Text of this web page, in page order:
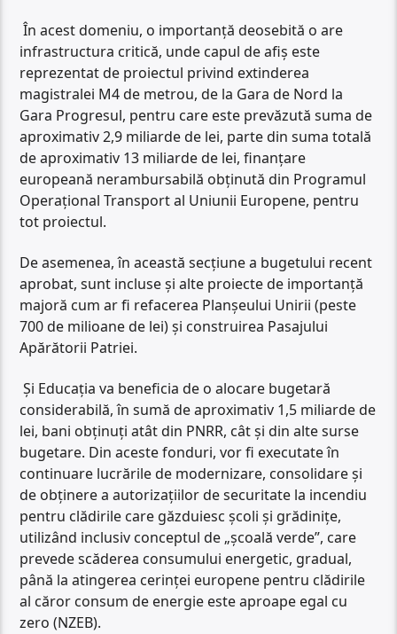
În acest domeniu, o importanță deosebită o are
infrastructura critică, unde capul de afiș este
reprezentat de proiectul privind extinderea
magistralei M4 de metrou, de la Gara de Nord la
Gara Progresul, pentru care este prevăzută suma de
aproximativ 2,9 miliarde de lei, parte din suma totală
de aproximativ 13 miliarde de lei, finanțare
europeană nerambursabilă obținută din Programul
Operațional Transport al Uniunii Europene, pentru
tot proiectul.
De asemenea, în această secțiune a bugetului recent
aprobat, sunt incluse și alte proiecte de importanță
majoră cum ar fi refacerea Planșeului Unirii (peste
700 de milioane de lei) și construirea Pasajului
Apărătorii Patriei.
Și Educația va beneficia de o alocare bugetară
considerabilă, în sumă de aproximativ 1,5 miliarde de
lei, bani obținuți atât din PNRR, cât și din alte surse
bugetare. Din aceste fonduri, vor fi executate în
continuare lucrările de modernizare, consolidare și
de obținere a autorizațiilor de securitate la incendiu
pentru clădirile care găzduiesc școli și grădinițe,
utilizând inclusiv conceptul de „școală verde”, care
prevede scăderea consumului energetic, gradual,
până la atingerea cerinței europene pentru clădirile
al căror consum de energie este aproape egal cu
zero (NZEB).